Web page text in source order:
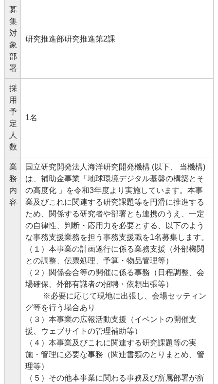
募
集
対
象
部
署
研究推進部研究推進第2課
採
用
予
定
人
数
1名
業
務
内
容
国立研究開発法人海洋研究開発機構 (以下、 当機構)
は、補助金事業「地球環境デジタル基盤の構築とそ
の高度化 」を令和3年度より実施しています。本事
業及びこれに関連する研究課題等を円滑に推進する
ため、関係する研究者や部署とも連携のうえ、一定
の自律性、判断・応用力を必要とする、以下のよう
な事務支援業務を担う事務支援職を1名募集します。
（１）本事業の計画遂行に係る業務支援（外部機関
との調整、伝票処理、予算・物品管理等）
（２）関係会合等の開催に係る事務（日程調整、会
場確保、外部有識者の招聘・依頼出張等）
※必要に応じて現地に出張し、会場セッティン
グ等を行う場合あり
（３）本事業の広報活動支援（イベントの開催支
援、ウェブサイトの管理補助等）
（４）本事業及びこれに関連する研究課題等の実
施・管理に必要な事務（関連書類のとりまとめ、管
理等）
（５）その他本事業に関わる事務及び所属部署が所